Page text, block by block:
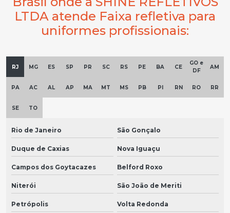
LTDA atende Faixa refletiva para
uniformes profissionais:
RJ MG ES SP PR SC RS PE BA CE
GO e
DF
AM
PA AC AL AP MA MT MS PB PI RN RO RR
SE TO
Rio de Janeiro São Gonçalo
Duque de Caxias Nova Iguaçu
Campos dos Goytacazes Belford Roxo
Niterói São João de Meriti
Petrópolis Volta Redonda